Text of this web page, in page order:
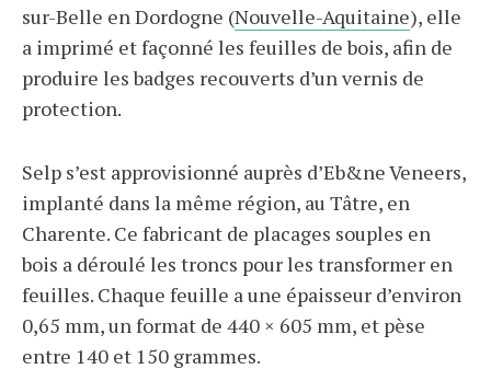
sur-Belle en Dordogne (Nouvelle-Aquitaine), elle
a imprimé et façonné les feuilles de bois, afin de
produire les badges recouverts d’un vernis de
protection.
Selp s’est approvisionné auprès d’Eb&ne Veneers,
implanté dans la même région, au Tâtre, en
Charente. Ce fabricant de placages souples en
bois a déroulé les troncs pour les transformer en
feuilles. Chaque feuille a une épaisseur d’environ
0,65 mm, un format de 440 × 605 mm, et pèse
entre 140 et 150 grammes.